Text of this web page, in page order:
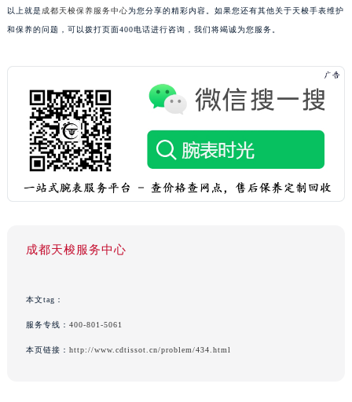
以上就是 成都天梭保养服务中心为您分享的精彩内容。如果您还有其他关于天梭手表维护
和保养的问题，可以拨打页面400电话进行咨询，我们将竭诚为您服务。
成都天梭服务中心
本文tag：
服务专线： 400-801-5061
本页链接： http://www.cdtissot.cn/problem/434.html